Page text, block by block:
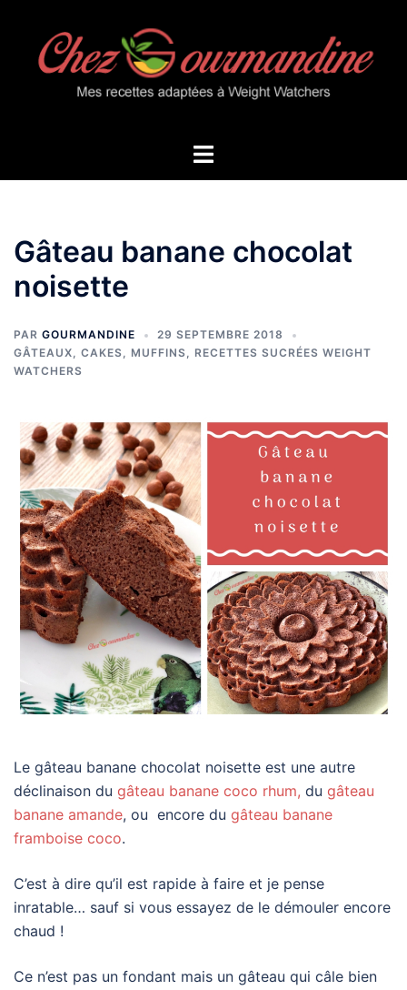
contenu
Ouvrir/fermer
Gâteau banane chocolat
noisette
PAR GOURMANDINE
29 SEPTEMBRE 2018
GÂTEAUX, CAKES, MUFFINS, RECETTES SUCRÉES WEIGHT
WATCHERS
Le gâteau banane chocolat noisette est une autre
déclinaison du gâteau banane coco rhum, du gâteau
banane amande, ou encore du gâteau banane
framboise coco.
C’est à dire qu’il est rapide à faire et je pense
inratable… sauf si vous essayez de le démouler encore
chaud !
Ce n’est pas un fondant mais un gâteau qui câle bien